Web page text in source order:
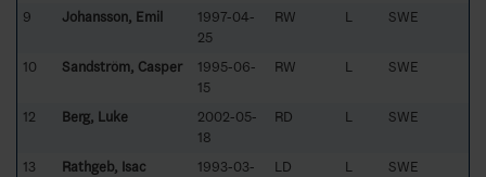
9 Johansson, Emil
1997-04-
25
RW L SWE
10 Sandström, Casper
1995-06-
15
RW L SWE
12 Berg, Luke
2002-05-
18
RD L SWE
13 Rathgeb, Isac
1993-03-
LD L SWE